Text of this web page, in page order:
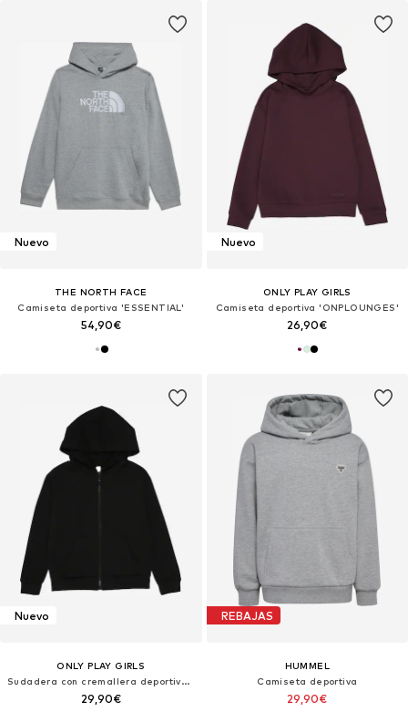
Nuevo
THE NORTH FACE
Camiseta deportiva 'ESSENTIAL'
54,90€
Nuevo
ONLY PLAY GIRLS
Camiseta deportiva 'ONPLOUNGES'
26,90€
Nuevo
ONLY PLAY GIRLS
Sudadera con cremallera deportiva 'ONPLOUNGES'
29,90€
REBAJAS
HUMMEL
Camiseta deportiva
29,90€